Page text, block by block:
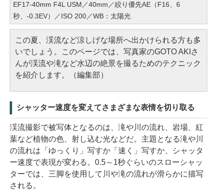
EF17-40mm F4L USM／40mm／絞り優先AE（F16、6
秒、-0.3EV）／ISO 200／WB：太陽光
この夏、渓流など涼しげな場所へ出かけられる方も多
いでしょう。このページでは、写真家のGOTO AKIさ
んが渓流や滝など水辺の絶景を撮るためのテクニック
を紹介します。（編集部）
シャッター速度を変えてさまざまな表情を切り取る
渓流撮影で被写体となるのは、滝や川の流れ、岩場、紅
葉など植物の色、射し込む光などだ。主題となる滝や川
の流れは「ゆっくり」写すか「速く」写すか、シャッタ
ー速度で表現が変わる。0.5～1秒ぐらいのスローシャッ
ターでは、三脚を使用して川や滝の流れが滑らかに描写
される。